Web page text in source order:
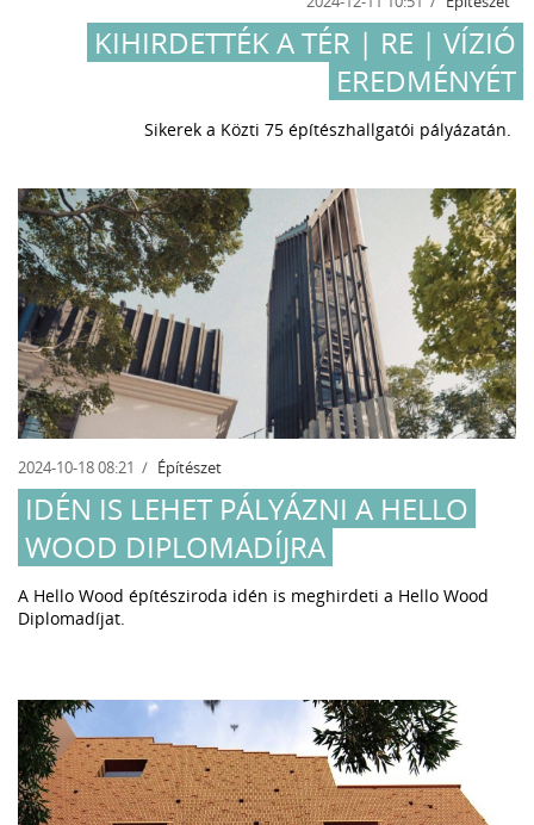
KIHIRDETTÉK A TÉR | RE | VÍZIÓ
EREDMÉNYÉT
Sikerek a Közti 75 építészhallgatói pályázatán.
2024-10-18 08:21 Építészet
IDÉN IS LEHET PÁLYÁZNI A HELLO
WOOD DIPLOMADÍJRA
A Hello Wood építésziroda idén is meghirdeti a Hello Wood
Diplomadíjat.